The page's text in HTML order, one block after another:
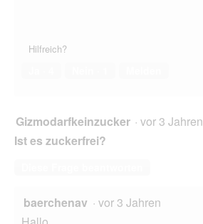
Hilfreich?
Gizmodarfkeinzucker · vor 3 Jahren
Ist es zuckerfrei?
baerchenav · vor 3 Jahren